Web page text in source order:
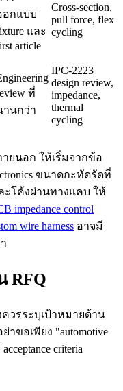
อกแบบ
และ
article
Cross-section,
pull force, flex
cycling
ที่
านกว่า
IPC-2223
design review,
impedance,
thermal
cycling
ยนอก ให้เริ่มจากข้อ
ขนาดกะทัดรัดที่
ละโค้งผ่านทางแคบ ให้
impedance control
wire harness อาจมี
RFQ
ควรระบุเป้าหมายด้าน
ย่าขอเพียง "automotive
criteria